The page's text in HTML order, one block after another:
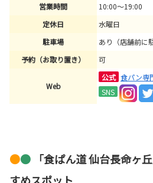
営業時間
10:00～19:00
定休日
水曜日
駐車場
あり（店舗前に
予約（お取り置き）
可
Web
公式 食パン専
SNS
●● 「食ぱん道 仙台長命ヶ
すめスポット